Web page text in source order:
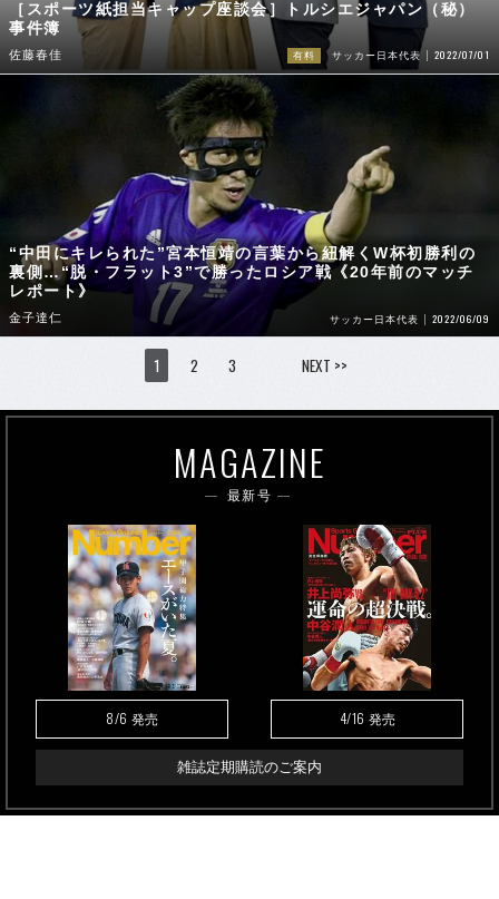
［スポーツ紙担当キャップ座談会］トルシエジャパン（秘）
事件簿
佐藤春佳 有料 サッカー日本代表 2022/07/01
“中田にキレられた”宮本恒靖の言葉から紐解くW杯初勝利の
裏側…“脱・フラット3”で勝ったロシア戦《20年前のマッチ
レポート》
金子達仁 サッカー日本代表 2022/06/09
1 2 3 NEXT >>
MAGAZINE
最新号
8/6 発売 4/16 発売
雑誌定期購読のご案内